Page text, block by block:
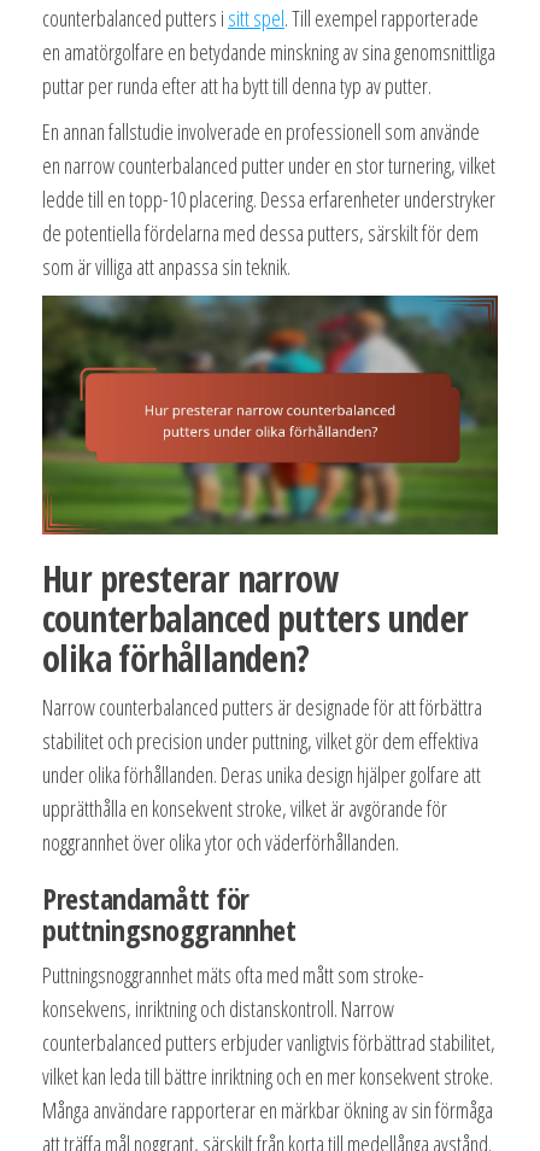
counterbalanced putters i sitt spel. Till exempel rapporterade
en amatörgolfare en betydande minskning av sina genomsnittliga
puttar per runda efter att ha bytt till denna typ av putter.
En annan fallstudie involverade en professionell som använde
en narrow counterbalanced putter under en stor turnering, vilket
ledde till en topp-10 placering. Dessa erfarenheter understryker
de potentiella fördelarna med dessa putters, särskilt för dem
som är villiga att anpassa sin teknik.
Hur presterar narrow
counterbalanced putters under
olika förhållanden?
Narrow counterbalanced putters är designade för att förbättra
stabilitet och precision under puttning, vilket gör dem effektiva
under olika förhållanden. Deras unika design hjälper golfare att
upprätthålla en konsekvent stroke, vilket är avgörande för
noggrannhet över olika ytor och väderförhållanden.
Prestandamått för
puttningsnoggrannhet
Puttningsnoggrannhet mäts ofta med mått som stroke-
konsekvens, inriktning och distanskontroll. Narrow
counterbalanced putters erbjuder vanligtvis förbättrad stabilitet,
vilket kan leda till bättre inriktning och en mer konsekvent stroke.
Många användare rapporterar en märkbar ökning av sin förmåga
att träffa mål noggrant, särskilt från korta till medellånga avstånd.